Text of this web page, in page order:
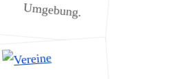
Umgebung.